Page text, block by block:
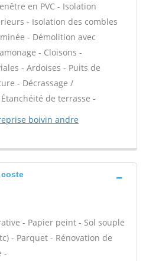
en PVC - Isolation
- Isolation des combles
- Démolition avec
- Cloisons -
- Ardoises - Puits de
- Décrassage /
de terrasse -
boivin andre
- Papier peint - Sol souple
- Parquet - Rénovation de
-